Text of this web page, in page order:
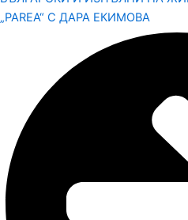
„PAREA“ С ДАРА ЕКИМОВА